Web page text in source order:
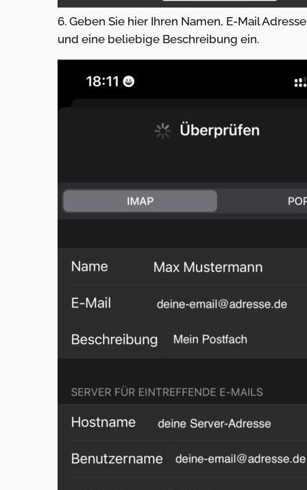
6. Geben Sie hier Ihren Namen, E-Mail
und eine beliebige Beschreibung ein.